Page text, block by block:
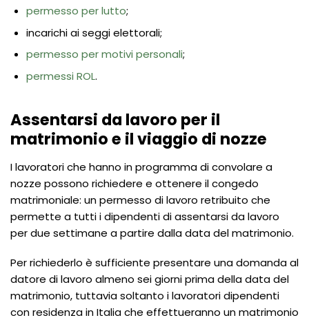
permesso per lutto;
incarichi ai seggi elettorali;
permesso per motivi personali;
permessi ROL.
Assentarsi da lavoro per il
matrimonio e il viaggio di nozze
I lavoratori che hanno in programma di convolare a
nozze possono richiedere e ottenere il congedo
matrimoniale: un permesso di lavoro retribuito che
permette a tutti i dipendenti di assentarsi da lavoro
per due settimane a partire dalla data del matrimonio.
Per richiederlo è sufficiente presentare una domanda al
datore di lavoro almeno sei giorni prima della data del
matrimonio, tuttavia soltanto i lavoratori dipendenti
con residenza in Italia che effettueranno un matrimonio